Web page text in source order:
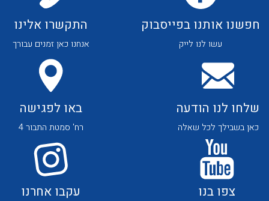
לכל מוצרי היצרן לכל מוצרי היצרן
חפשנו אותנו בפייסבוק
עשו לנו לייק
התקשרו אלינו
אנחנו כאן זמנים עבורך
שלחו לנו הודעה
כאן בשבילך לכל שאלה
באו לפגישה
רח' סמטת התבור 4
צפו בנו עקבו אחרנו